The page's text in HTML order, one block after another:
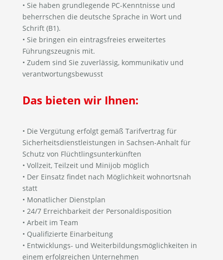
• Sie haben grundlegende PC-Kenntnisse und
beherrschen die deutsche Sprache in Wort und
Schrift (B1).
• Sie bringen ein eintragsfreies erweitertes
Führungszeugnis mit.
• Zudem sind Sie zuverlässig, kommunikativ und
verantwortungsbewusst
Das bieten wir Ihnen:
• Die Vergütung erfolgt gemäß Tarifvertrag für
Sicherheitsdienstleistungen in Sachsen-Anhalt für
Schutz von Flüchtlingsunterkünften
• Vollzeit, Teilzeit und Minijob möglich
• Der Einsatz findet nach Möglichkeit wohnortsnah
statt
• Monatlicher Dienstplan
• 24/7 Erreichbarkeit der Personaldisposition
• Arbeit im Team
• Qualifizierte Einarbeitung
• Entwicklungs- und Weiterbildungsmöglichkeiten in
einem erfolgreichen Unternehmen